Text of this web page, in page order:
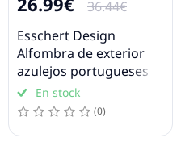
36.44€
Esschert Design
Alfombra de exterior
azulejos portugueses
182x122 cm
En stock
(0)